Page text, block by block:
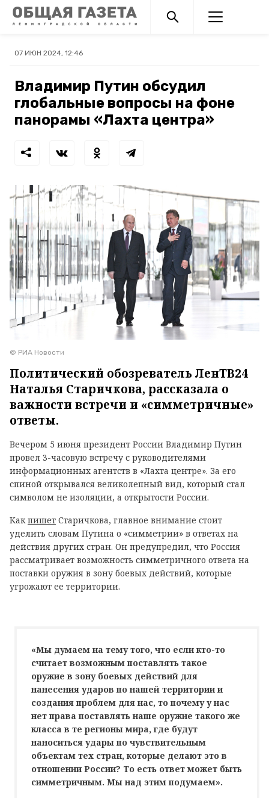
07 ИЮН 2024, 12:46
Владимир Путин обсудил
глобальные вопросы на фоне
панорамы «Лахта центра»
© РИА Новости
Политический обозреватель ЛенТВ24
Наталья Старичкова, рассказала о
важности встречи и «симметричные»
ответы.
Вечером 5 июня президент России Владимир Путин
провел 3-часовую встречу с руководителями
информационных агентств в «Лахта центре». За его
спиной открывался великолепный вид, который стал
символом не изоляции, а открытости России.
Как пишет Старичкова, главное внимание стоит
уделить словам Путина о «симметрии» в ответах на
действия других стран. Он предупредил, что Россия
рассматривает возможность симметричного ответа на
поставки оружия в зону боевых действий, которые
угрожают ее территории.
«Мы думаем на тему того, что если кто-то
считает возможным поставлять такое
оружие в зону боевых действий для
нанесения ударов по нашей территории и
создания проблем для нас, то почему у нас
нет права поставлять наше оружие такого же
класса в те регионы мира, где будут
наноситься удары по чувствительным
объектам тех стран, которые делают это в
отношении России? То есть ответ может быть
симметричным. Мы над этим подумаем».